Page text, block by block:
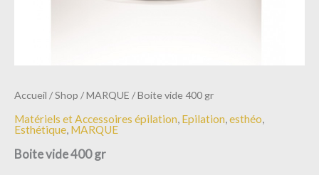
Accueil /Shop /MARQUE / Boite vide 400 gr
Matériels et Accessoires épilation Epilation esthéo
Esthétique MARQUE
Boite vide 400 gr